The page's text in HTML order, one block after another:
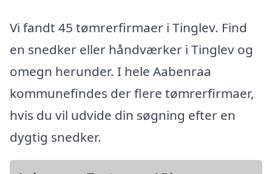
Vi fandt 45 tømrerfirmaer i Tinglev. Find
en snedker eller håndværker i Tinglev og
omegn herunder. I hele Aabenraa
kommunefindes der flere tømrerfirmaer,
hvis du vil udvide din søgning efter en
dygtig snedker.